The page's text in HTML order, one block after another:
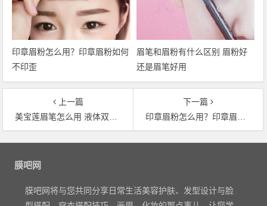
印章眉粉怎么用？印章眉粉如何
不印歪
眉笔和眉粉有什么区别 眉粉好
还是眉笔好用
上一篇
美宝莲眉笔怎么用 液体双头三角眉笔用法图解
下一篇
印章眉粉怎么用？印章眉粉如何不印歪
文章导航
膜吧网
膜吧网将与您共同分享日常生活美容护肤、发型设计与脸